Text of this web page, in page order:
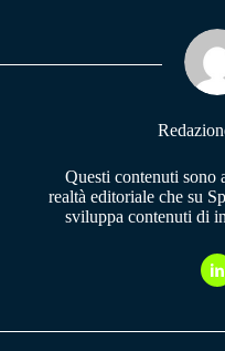
pp m
Questi contenuti sono
realtà editoriale che su
sviluppa contenuti di